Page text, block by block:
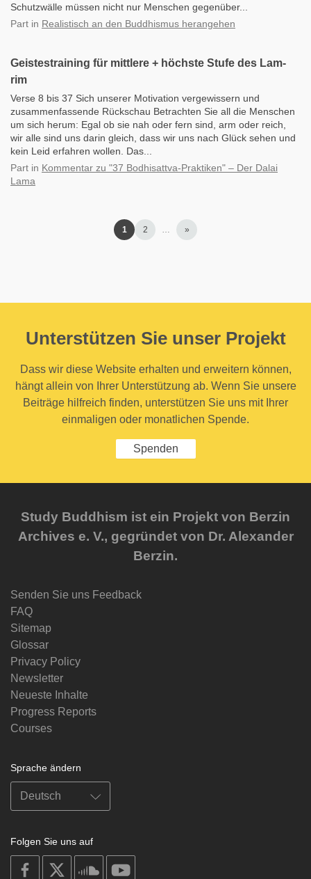
Schutzwälle müssen nicht nur Menschen gegenüber...
Part in Realistisch an den Buddhismus herangehen
Geistestraining für mittlere + höchste Stufe des Lam-
rim
Verse 8 bis 37 Sich unserer Motivation vergewissern und
zusammenfassende Rückschau Betrachten Sie all die Menschen
um sich herum: Egal ob sie nah oder fern sind, arm oder reich,
wir alle sind uns darin gleich, dass wir uns nach Glück sehen und
kein Leid erfahren wollen. Das...
Part in Kommentar zu "37 Bodhisattva-Praktiken" – Der Dalai
Lama
1 2 … »
Unterstützen Sie unser Projekt
Dass wir diese Website erhalten und erweitern können,
hängt allein von Ihrer Unterstützung ab. Wenn Sie unsere
Beiträge hilfreich finden, unterstützen Sie uns mit Ihrer
einmaligen oder monatlichen Spende.
Spenden
Study Buddhism ist ein Projekt von Berzin
Archives e. V., gegründet von Dr. Alexander
Berzin.
Senden Sie uns Feedback
FAQ
Sitemap
Glossar
Privacy Policy
Newsletter
Neueste Inhalte
Progress Reports
Courses
Sprache ändern
Folgen Sie uns auf
on
facebook
soundcloud